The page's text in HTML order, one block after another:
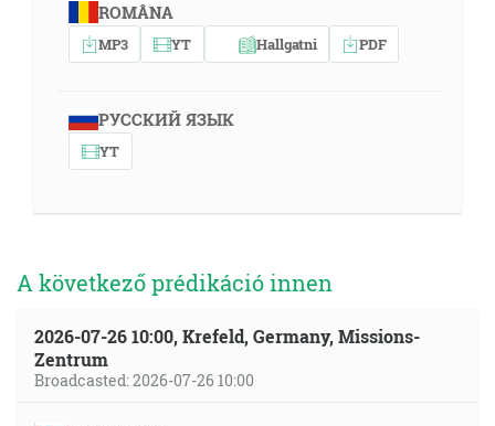
ROMÂNA
MP3 YT Hallgatni PDF
РУССКИЙ ЯЗЫК
YT
A következő prédikáció innen
2026-07-26 10:00, Krefeld, Germany, Missions-
Zentrum
Broadcasted: 2026-07-26 10:00